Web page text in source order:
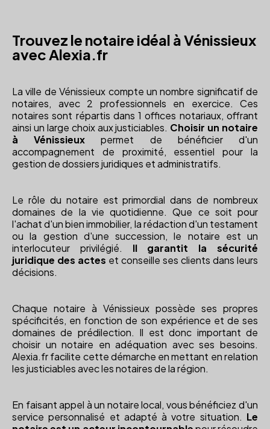
Trouvez le notaire idéal à Vénissieux
avec Alexia.fr
La ville de Vénissieux compte un nombre significatif de
notaires, avec 2 professionnels en exercice. Ces
notaires sont répartis dans 1 offices notariaux, offrant
ainsi un large choix aux justiciables. Choisir un notaire
à Vénissieux permet de bénéficier d'un
accompagnement de proximité, essentiel pour la
gestion de dossiers juridiques et administratifs.
Le rôle du notaire est primordial dans de nombreux
domaines de la vie quotidienne. Que ce soit pour
l'achat d'un bien immobilier, la rédaction d'un testament
ou la gestion d'une succession, le notaire est un
interlocuteur privilégié. Il garantit la sécurité
juridique des actes et conseille ses clients dans leurs
décisions.
Chaque notaire à Vénissieux possède ses propres
spécificités, en fonction de son expérience et de ses
domaines de prédilection. Il est donc important de
choisir un notaire en adéquation avec ses besoins.
Alexia.fr facilite cette démarche en mettant en relation
les justiciables avec les notaires de la région.
En faisant appel à un notaire local, vous bénéficiez d'un
service personnalisé et adapté à votre situation. Le